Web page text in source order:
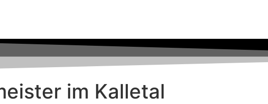
im Kalletal